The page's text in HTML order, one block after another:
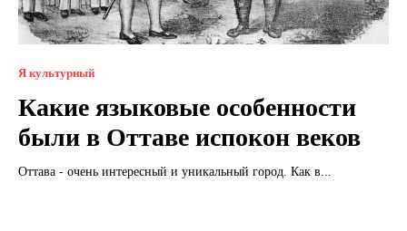
Я культурный
Какие языковые особенности
были в Оттаве испокон веков
Оттава - очень интересный и уникальный город. Как в...